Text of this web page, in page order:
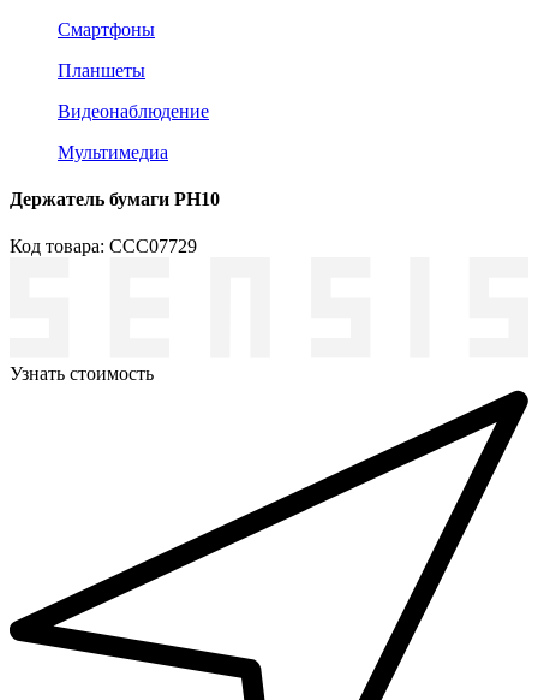
Смартфоны
Планшеты
Видеонаблюдение
Мультимедиа
Держатель бумаги PH10
Код товара: ССС07729
Узнать стоимость